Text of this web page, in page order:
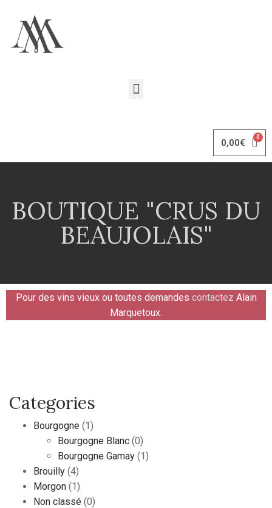
0,00€
BOUTIQUE "CRUS DU
BEAUJOLAIS"
Pour des vins vieux ou toutes demandes contactez Alain
Marquetoux.
Categories
Bourgogne (1)
Bourgogne Blanc (0)
Bourgogne Gamay (1)
Brouilly (4)
Morgon (1)
Non classé (0)